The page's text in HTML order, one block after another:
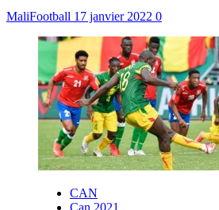
MaliFootball 17 janvier 2022 0
CAN
Can 2021